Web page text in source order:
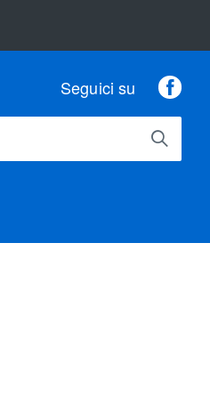
Seguici su